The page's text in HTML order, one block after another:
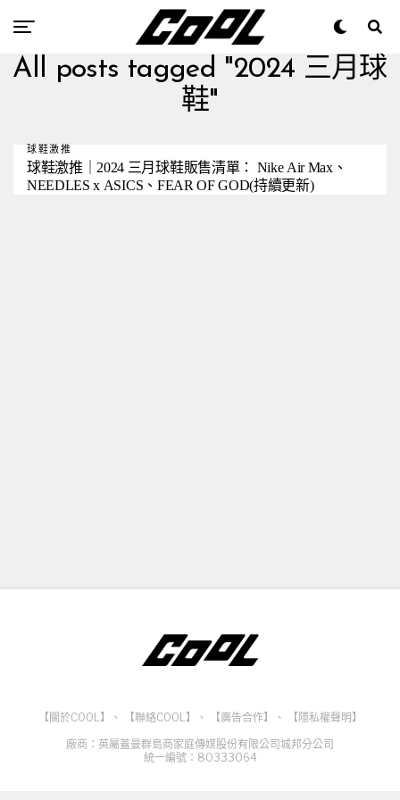
All posts tagged "2024 三月球
鞋"
球鞋激推
球鞋激推｜2024 三月球鞋販售清單： Nike Air Max、
NEEDLES x ASICS、FEAR OF GOD(持續更新)
【關於COOL】 、 【聯絡COOL】 、 【廣告合作】 、
【隱私權聲明】
廠商：英屬蓋曼群島商家庭傳媒股份有限公司城邦分公司
統一編號：80333064